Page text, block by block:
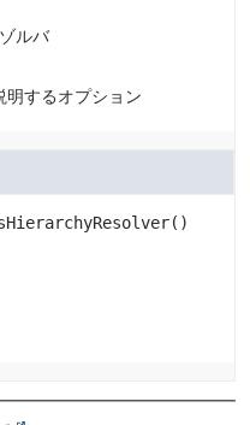
ルバ
明するオプション
()